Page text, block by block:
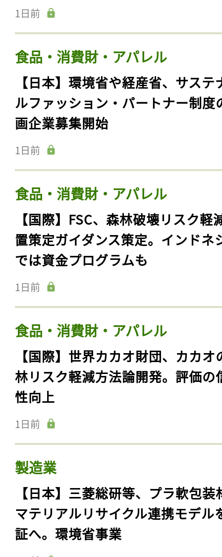
1日前
食品・消費財・アパレル
【日本】環境省や経産省、サステ
ルファッション・パートナー制度
画企業募集開始
1日前
食品・消費財・アパレル
【国際】FSC、森林破壊リスク軽
置策定ガイダンス策定。インドネ
では資金プログラムも
1日前
食品・消費財・アパレル
【国際】世界カカオ財団、カカオ
林リスク軽減方法論開発。評価の
性向上
1日前
製造業
【日本】三菱総研等、プラ軟包装
マテリアルリサイクル連携モデル
証へ。環境省事業